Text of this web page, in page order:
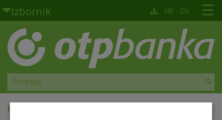
Skoči na glavni sadržaj
Izbornik
Građani
Privatno bankarstvo
Agro
Mala poduzeća i obrtnici
☰
HR EN
Početna